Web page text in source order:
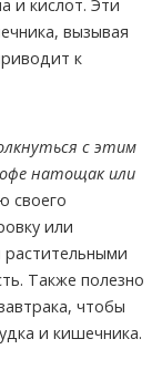
и кислот. Эти
вызывая
к
с этим
натощак или
своего
или
Также полезно
чтобы
и кишечника.